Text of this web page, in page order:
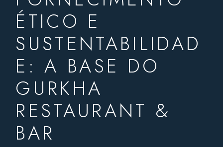
ÉTICO E
SUSTENTABILIDAD
E: A BASE DO
GURKHA
RESTAURANT &
BAR